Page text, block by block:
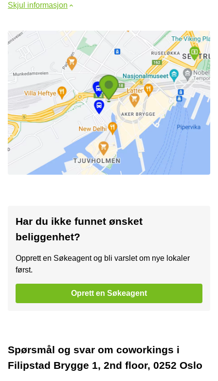
Skjul informasjon
Har du ikke funnet ønsket
beliggenhet?
Opprett en Søkeagent og bli varslet om nye lokaler
først.
Oprett en Søkeagent
Spørsmål og svar om coworkings i
Filipstad Brygge 1, 2nd floor, 0252 Oslo